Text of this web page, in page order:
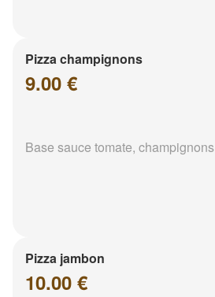
Pizza champignons
9.00 €
Base sauce tomate, champignons
Pizza jambon
10.00 €